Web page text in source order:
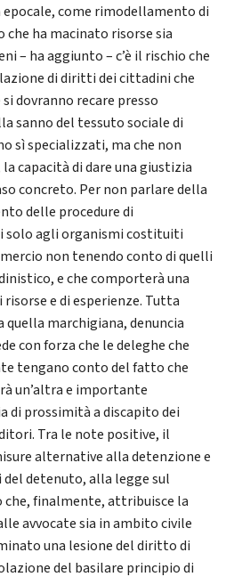
come rimodellamento di
ha macinato risorse sia
– ha aggiunto – c’è il rischio che
di diritti dei cittadini che
dovranno recare presso
sanno del tessuto sociale di
sì specializzati, ma che non
capacità di dare una giustizia
concreto. Per non parlare della
delle procedure di
solo agli organismi costituiti
non tenendo conto di quelli
e che comporterà una
e di esperienze. Tutta
quella marchigiana, denuncia
con forza che le deleghe che
tengano conto del fatto che
un’altra e importante
di prossimità a discapito dei
Tra le note positive, il
alternative alla detenzione e
detenuto, alla legge sul
finalmente, attribuisce la
avvocate sia in ambito civile
una lesione del diritto di
del basilare principio di